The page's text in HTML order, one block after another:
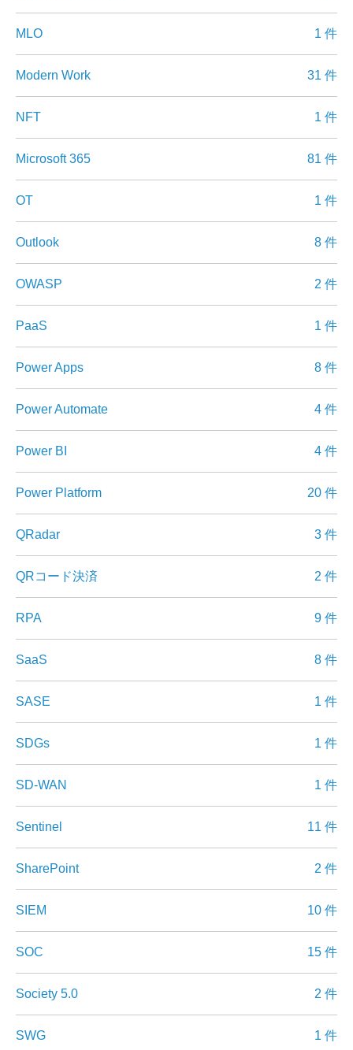
MLO 1 件
Modern Work 31 件
NFT 1 件
Microsoft 365 81 件
OT 1 件
Outlook 8 件
OWASP 2 件
PaaS 1 件
Power Apps 8 件
Power Automate 4 件
Power BI 4 件
Power Platform 20 件
QRadar 3 件
QRコード決済 2 件
RPA 9 件
SaaS 8 件
SASE 1 件
SDGs 1 件
SD-WAN 1 件
Sentinel 11 件
SharePoint 2 件
SIEM 10 件
SOC 15 件
Society 5.0 2 件
SWG 1 件